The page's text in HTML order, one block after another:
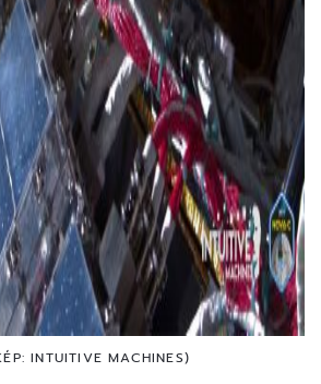
INTUITIVE MACHINES)